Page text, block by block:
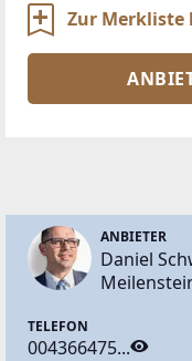
Zur Merkliste
ANBIETER
Daniel
TELEFON
004366475...